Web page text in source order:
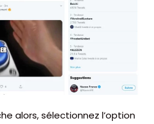
alors, sélectionnez l’option